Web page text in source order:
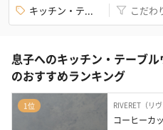
キッチン・テ... こだわ
息子へのキッチン・テーブ
のおすすめランキング
1位 RIVERET（リ
コーヒーカ